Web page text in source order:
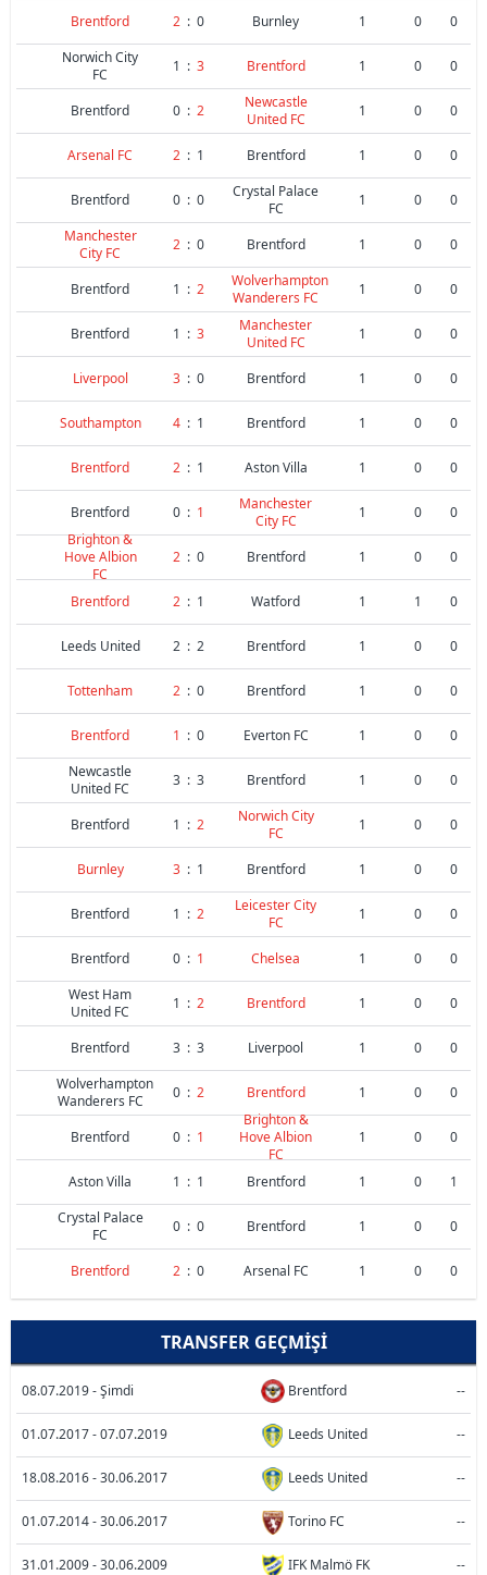
Brentford 2 : 0 Burnley 1 0
0
Norwich City
FC
1 : 3 Brentford 1 0 0
Brentford 0 : 2
Newcastle
United FC
1 0 0
Arsenal FC 2 : 1 Brentford 1 0 0
Brentford 0 : 0
Crystal Palace
FC
1 0
0
Manchester
City FC
2 : 0 Brentford 1 0 0
Brentford 1 : 2
Wolverhampton
Wanderers FC
1 0 0
Brentford 1 : 3
Manchester
United FC
1 0 0
Liverpool 3 : 0 Brentford 1 0 0
Southampton 4 : 1 Brentford 1 0 0
Brentford 2 : 1 Aston Villa 1 0 0
Brentford 0 : 1
Manchester
City FC
1 0
0
Brighton &
Hove Albion
FC
2 : 0 Brentford 1 0 0
Brentford 2 : 1 Watford 1 1 0
Leeds United 2 : 2 Brentford 1 0 0
Tottenham 2 : 0 Brentford 1 0 0
Brentford 1 : 0 Everton FC 1 0
0
Newcastle
United FC
3 : 3 Brentford 1 0 0
Brentford 1 : 2
Norwich City
FC
1 0 0
Burnley 3 : 1 Brentford 1 0 0
Brentford 1 : 2
Leicester City
FC
1 0 0
Brentford 0 : 1 Chelsea 1 0
0
West Ham
United FC
1 : 2 Brentford 1 0 0
Brentford 3 : 3 Liverpool 1 0
0
Wolverhampton
Wanderers FC
0 : 2 Brentford 1 0 0
Brentford 0 : 1
Brighton &
Hove Albion
FC
1 0 0
Aston Villa 1 : 1 Brentford 1 0
1
Crystal Palace
FC
0 : 0 Brentford 1 0 0
Brentford 2 : 0 Arsenal FC 1 0 0
TRANSFER GEÇMIŞI
08.07.2019 - Şimdi Brentford --
01.07.2017 - 07.07.2019 Leeds United --
18.08.2016 - 30.06.2017 Leeds United --
01.07.2014 - 30.06.2017 Torino FC --
31.01.2009 - 30.06.2009 IFK Malmö FK --